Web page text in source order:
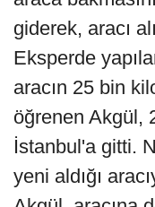
giderek, aracı
Eksperde
aracın 25 bin
öğrenen Akgül,
İstanbul'a gitti.
yeni aldığı